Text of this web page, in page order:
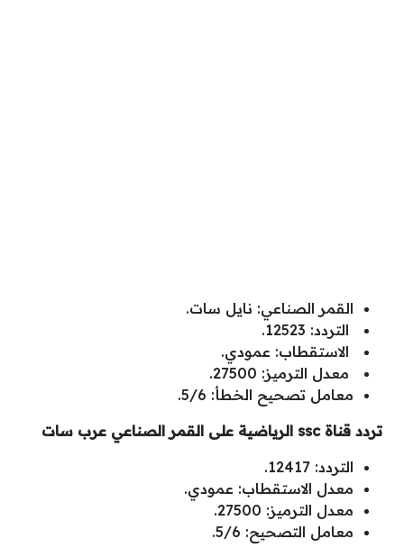
القمر الصناعي: نايل سات.
التردد: 12523.
الاستقطاب: عمودي.
معدل الترميز: 27500.
معامل تصحيح الخطأ: 5/6.
تردد قناة ssc الرياضية على القمر الصناعي عرب سات
التردد: 12417.
معدل الاستقطاب: عمودي.
معدل الترميز: 27500.
معامل التصحيح: 5/6.